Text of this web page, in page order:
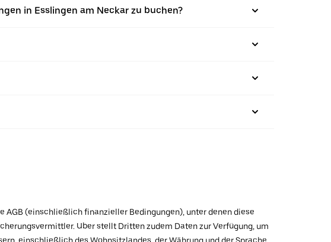
in Esslingen am Neckar zu buchen?
(einschließlich finanzieller Bedingungen), unter denen diese
Uber stellt Dritten zudem Daten zur Verfügung, um